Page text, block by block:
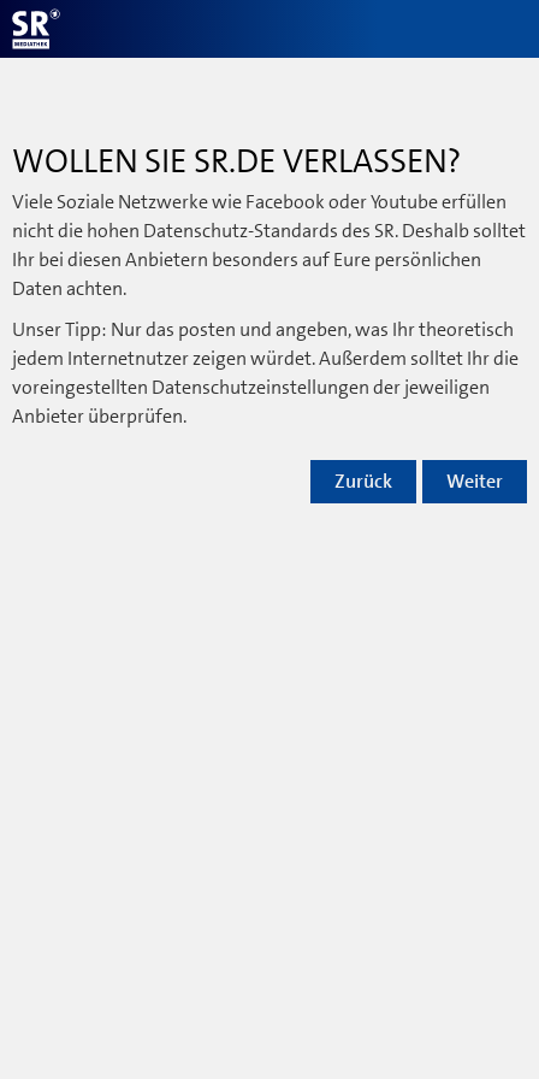
WOLLEN SIE SR.DE VERLASSEN?
Viele Soziale Netzwerke wie Facebook oder Youtube erfüllen
nicht die hohen Datenschutz-Standards des SR. Deshalb solltet
Ihr bei diesen Anbietern besonders auf Eure persönlichen
Daten achten.
Unser Tipp: Nur das posten und angeben, was Ihr theoretisch
jedem Internetnutzer zeigen würdet. Außerdem solltet Ihr die
voreingestellten Datenschutzeinstellungen der jeweiligen
Anbieter überprüfen.
Weiter
Zurück